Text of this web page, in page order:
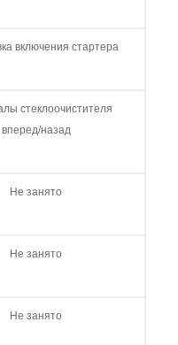
включения стартера
стеклоочистителя
вперед/назад
Не занято
Не занято
Не занято